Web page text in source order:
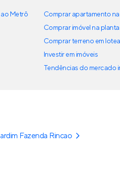
Metrô
Comprar apartamento
Comprar imóvel na planta
Comprar terreno em
Investir em imóveis
Tendências do mercado
Fazenda Rincao